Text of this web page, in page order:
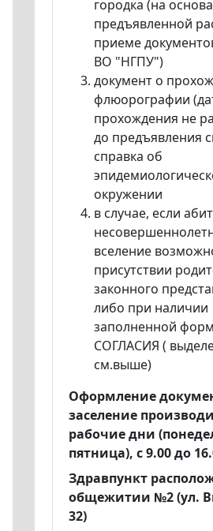
городка (на
предъявленной
приеме
ВО "НГПУ")
документ о
флюорографии
прохождения не
до предъявления
справка об
окружении
в случае, если
вселение
присутствии
законного
либо при наличии
заполненной
СОГЛАСИЯ (
см.выше)
Оформление
заселение
рабочие дни
пятница), с 9.00 до
Здравпункт
общежитии №2 (ул.
32)